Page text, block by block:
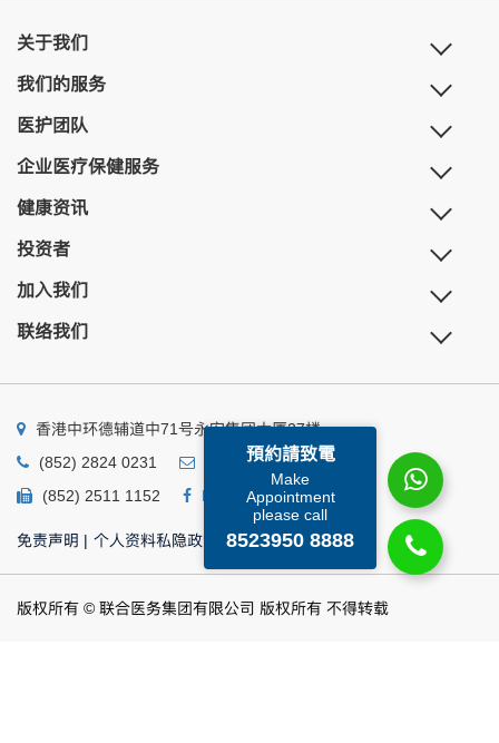
預約請致電
Make
Appointment
please call
8523950 8888
关于我们
我们的服务
医护团队
企业医疗保健服务
健康资讯
投资者
加入我们
联络我们
香港中环德辅道中71号永安集团大厦27楼
(852) 2824 0231
business@ump.com.hk
(852) 2511 1152
Facebook Linkedin
免责声明 | 个人资料私隐政策 | 个人资料收集声明
版权所有 © 联合医务集团有限公司 版权所有 不得转载